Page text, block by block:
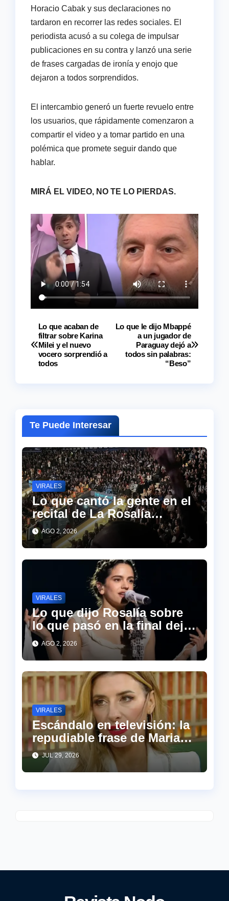
Horacio Cabak y sus declaraciones no
tardaron en recorrer las redes sociales. El
periodista acusó a su colega de impulsar
publicaciones en su contra y lanzó una serie
de frases cargadas de ironía y enojo que
dejaron a todos sorprendidos.
El intercambio generó un fuerte revuelo entre
los usuarios, que rápidamente comenzaron a
compartir el video y a tomar partido en una
polémica que promete seguir dando que
hablar.
MIRÁ EL VIDEO, NO TE LO PIERDAS.
Navegación
de
Lo que le dijo Mbappé
a un jugador de
Paraguay dejó a
todos sin palabras:
“Beso”
Lo que acaban de
filtrar sobre Karina
Milei y el nuevo
vocero sorprendió a
todos
Te Puede Interesar
VIRALES
Lo que cantó la gente en el
recital de La Rosalía
sorprendió a todos en las
redes
AGO 2, 2026
VIRALES
Lo que dijo Rosalía sobre
lo que pasó en la final dejó
a todo el estadio en
silencio
AGO 2, 2026
VIRALES
Escándalo en televisión: la
repudiable frase de Mariana
Brey para defender el ajuste
JUL 29, 2026